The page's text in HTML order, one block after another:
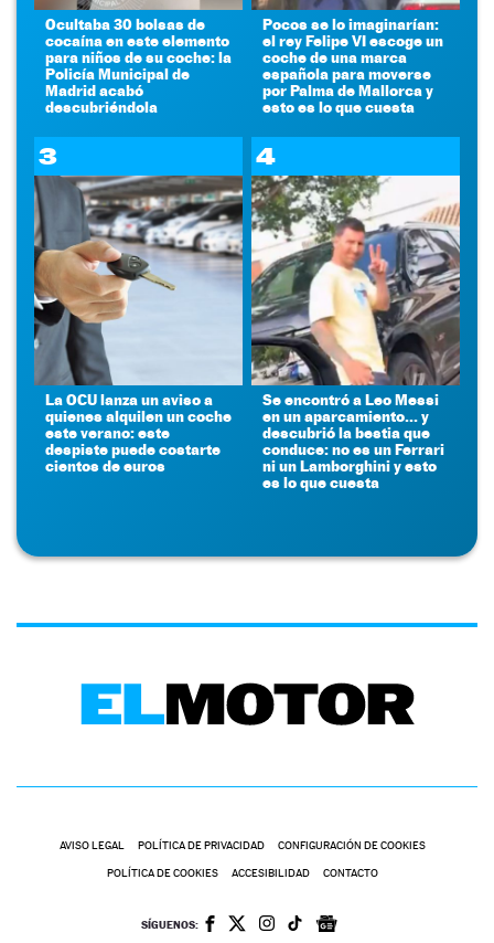
Ocultaba 30 bolsas de
cocaína en este elemento
para niños de su coche: la
Policía Municipal de
Madrid acabó
descubriéndola
Pocos se lo imaginarían:
el rey Felipe VI escoge un
coche de una marca
española para moverse
por Palma de Mallorca y
esto es lo que cuesta
3
La OCU lanza un aviso a
quienes alquilen un coche
este verano: este
despiste puede costarte
cientos de euros
4
Se encontró a Leo Messi
en un aparcamiento... y
descubrió la bestia que
conduce: no es un Ferrari
ni un Lamborghini y esto
es lo que cuesta
AVISO LEGAL POLÍTICA DE PRIVACIDAD CONFIGURACIÓN DE COOKIES
POLÍTICA DE COOKIES ACCESIBILIDAD CONTACTO
SÍGUENOS: